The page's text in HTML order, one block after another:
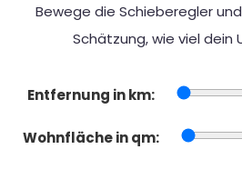
Bewege die Schieberegler
Schätzung, wie viel dein
Entfernung in km:
Wohnfläche in qm: